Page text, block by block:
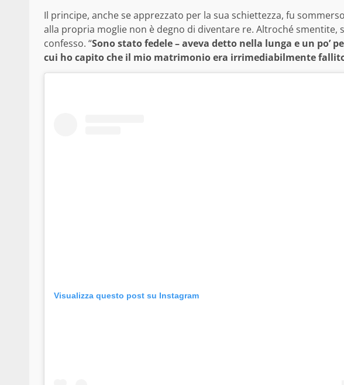
Il principe, anche se apprezzato per la sua schiettezza, fu
alla propria moglie non è degno di diventare re. Altroché smentite,
confesso. “Sono stato fedele – aveva detto nella lunga e un po’
cui ho capito che il mio matrimonio era irrimediabilmente
Visualizza questo post su Instagram